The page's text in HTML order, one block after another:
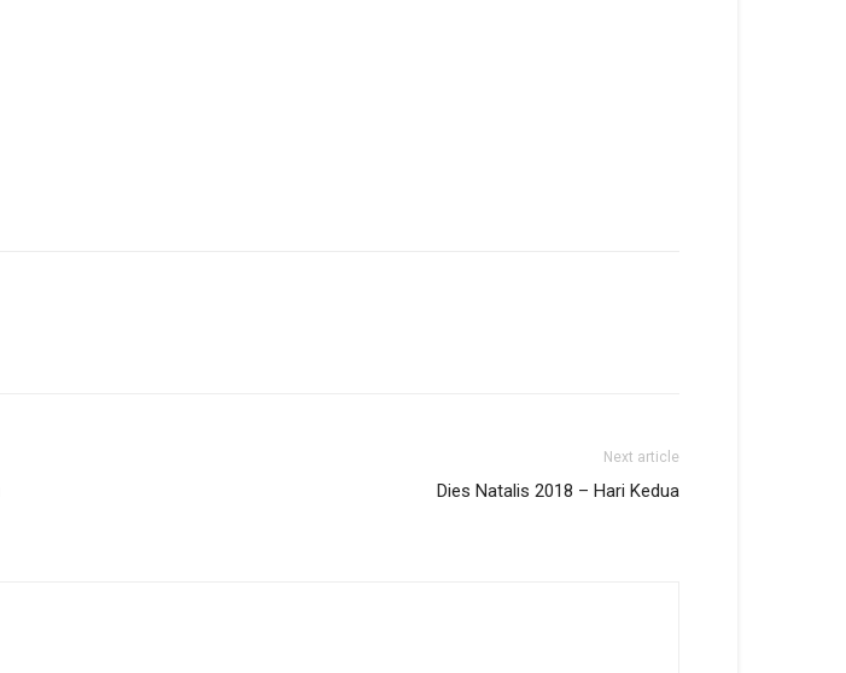
Next article
Dies Natalis 2018 – Hari Kedua